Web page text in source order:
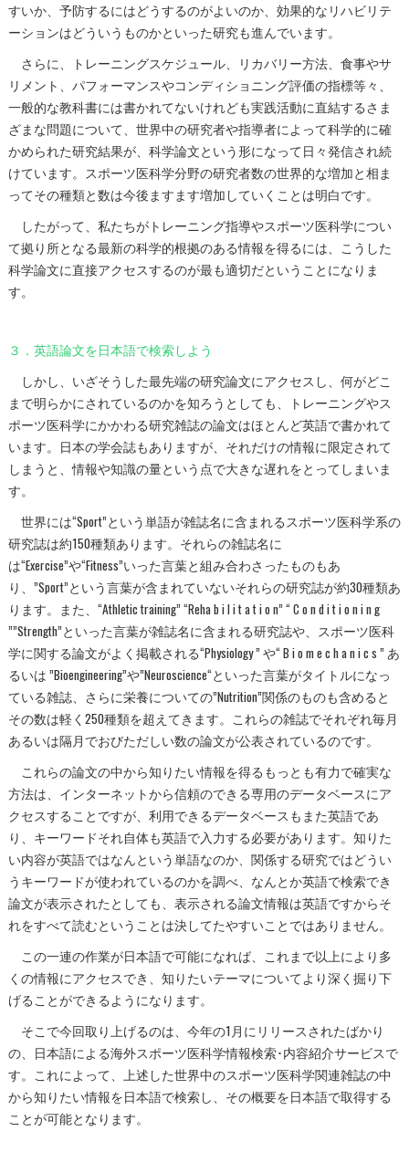
すいか、予防するにはどうするのがよいのか、効果的なリハビリテ
ーションはどういうものかといった研究も進んでいます。
さらに、トレーニングスケジュール、リカバリー方法、食事やサ
リメント、パフォーマンスやコンディショニング評価の指標等々、
一般的な教科書には書かれてないけれども実践活動に直結するさま
ざまな問題について、世界中の研究者や指導者によって科学的に確
かめられた研究結果が、科学論文という形になって日々発信され続
けています。スポーツ医科学分野の研究者数の世界的な増加と相ま
ってその種類と数は今後ますます増加していくことは明白です。
したがって、私たちがトレーニング指導やスポーツ医科学につい
て拠り所となる最新の科学的根拠のある情報を得るには、こうした
科学論文に直接アクセスするのが最も適切だということになりま
す。
３．英語論文を日本語で検索しよう
しかし、いざそうした最先端の研究論文にアクセスし、何がどこ
まで明らかにされているのかを知ろうとしても、トレーニングやス
ポーツ医科学にかかわる研究雑誌の論文はほとんど英語で書かれて
います。日本の学会誌もありますが、それだけの情報に限定されて
しまうと、情報や知識の量という点で大きな遅れをとってしまいま
す。
世界には“Sport”という単語が雑誌名に含まれるスポーツ医科学系の
研究誌は約150種類あります。それらの雑誌名に
は“Exercise”や“Fitness”いった言葉と組み合わさったものもあ
り、”Sport”という言葉が含まれていないそれらの研究誌が約30種類あ
ります。また、“Athletic training” “Reha b i l i t a t i o n” “ C o n d i t i o n i n g
””Strength”といった言葉が雑誌名に含まれる研究誌や、スポーツ医科
学に関する論文がよく掲載される“Physiology ” や“ B i o m e c h a n i c s ” あ
るいは ”Bioengineering”や”Neuroscience“といった言葉がタイトルになっ
ている雑誌、さらに栄養についての”Nutrition”関係のものも含めると
その数は軽く250種類を超えてきます。これらの雑誌でそれぞれ毎月
あるいは隔月でおびただしい数の論文が公表されているのです。
これらの論文の中から知りたい情報を得るもっとも有力で確実な
方法は、インターネットから信頼のできる専用のデータベースにア
クセスすることですが、利用できるデータベースもまた英語であ
り、キーワードそれ自体も英語で入力する必要があります。知りた
い内容が英語ではなんという単語なのか、関係する研究ではどうい
うキーワードが使われているのかを調べ、なんとか英語で検索でき
論文が表示されたとしても、表示される論文情報は英語ですからそ
れをすべて読むということは決してたやすいことではありません。
この一連の作業が日本語で可能になれば、これまで以上により多
くの情報にアクセスでき、知りたいテーマについてより深く掘り下
げることができるようになります。
そこで今回取り上げるのは、今年の1月にリリースされたばかり
の、日本語による海外スポーツ医科学情報検索･内容紹介サービスで
す。これによって、上述した世界中のスポーツ医科学関連雑誌の中
から知りたい情報を日本語で検索し、その概要を日本語で取得する
ことが可能となります。